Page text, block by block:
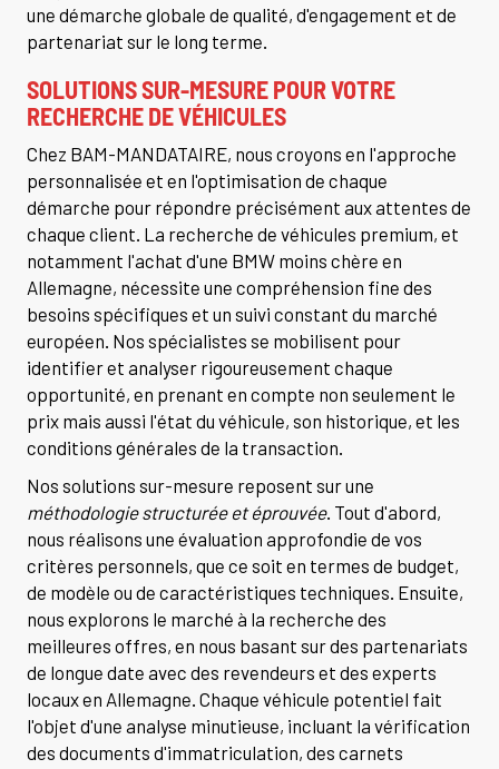
une démarche globale de qualité, d'engagement et de
partenariat sur le long terme.
SOLUTIONS SUR-MESURE POUR VOTRE
RECHERCHE DE VÉHICULES
Chez BAM-MANDATAIRE, nous croyons en l'approche
personnalisée et en l'optimisation de chaque
démarche pour répondre précisément aux attentes de
chaque client. La recherche de véhicules premium, et
notamment l'achat d'une BMW moins chère en
Allemagne, nécessite une compréhension fine des
besoins spécifiques et un suivi constant du marché
européen. Nos spécialistes se mobilisent pour
identifier et analyser rigoureusement chaque
opportunité, en prenant en compte non seulement le
prix mais aussi l'état du véhicule, son historique, et les
conditions générales de la transaction.
Nos solutions sur-mesure reposent sur une
méthodologie structurée et éprouvée. Tout d'abord,
nous réalisons une évaluation approfondie de vos
critères personnels, que ce soit en termes de budget,
de modèle ou de caractéristiques techniques. Ensuite,
nous explorons le marché à la recherche des
meilleures offres, en nous basant sur des partenariats
de longue date avec des revendeurs et des experts
locaux en Allemagne. Chaque véhicule potentiel fait
l'objet d'une analyse minutieuse, incluant la vérification
des documents d'immatriculation, des carnets